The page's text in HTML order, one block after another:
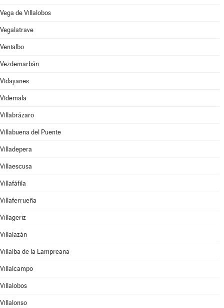
Vega de Villalobos
Vegalatrave
Venialbo
Vezdemarbán
Vidayanes
Videmala
Villabrázaro
Villabuena del Puente
Villadepera
Villaescusa
Villafáfila
Villaferrueña
Villageriz
Villalazán
Villalba de la Lampreana
Villalcampo
Villalobos
Villalonso